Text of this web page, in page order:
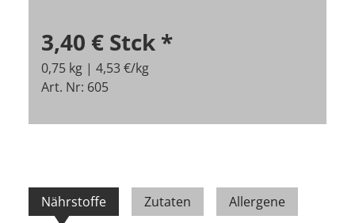
3,40 € Stck *
0,75 kg | 4,53 €/kg
Art. Nr: 605
Nährstoffe Zutaten Allergene